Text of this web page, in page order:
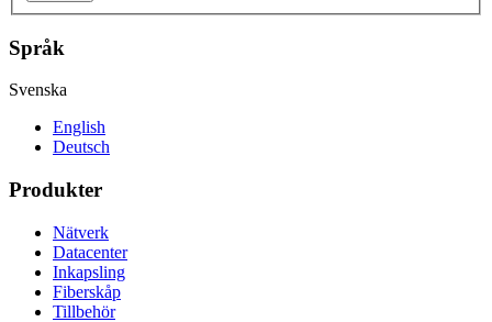
Språk
Svenska
English
Deutsch
Produkter
Nätverk
Datacenter
Inkapsling
Fiberskåp
Tillbehör